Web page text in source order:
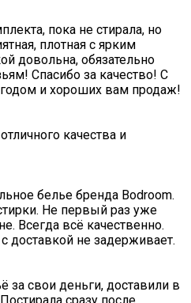
пока не стирала, но
плотная с ярким
довольна, обязательно
Спасибо за качество! С
и хороших вам продаж!
качества и
белье бренда Bodroom.
Не первый раз уже
Всегда всё качественно.
доставкой не задерживает.
за свои деньги, доставили в